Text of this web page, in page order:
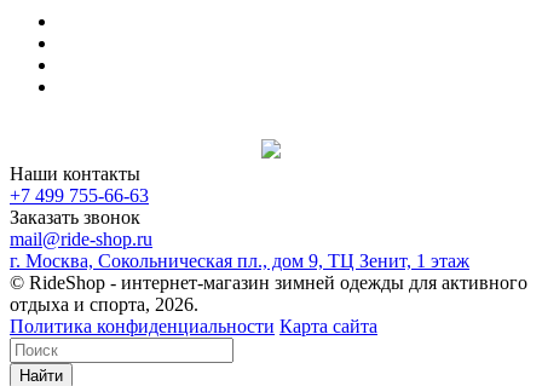
Наши контакты
+7 499 755-66-63
Заказать звонок
mail@ride-shop.ru
г. Москва, Сокольническая пл., дом 9, ТЦ Зенит, 1 этаж
© RideShop - интернет-магазин зимней одежды для активного
отдыха и спорта, 2026.
Политика конфиденциальности Карта сайта
Найти